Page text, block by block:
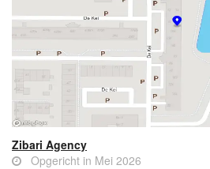
Zibari Agency
Opgericht in Mei 2026